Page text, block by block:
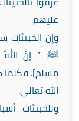
عليهم.
وإن الخبيئات
ﷺ: “ إنَّ
مسلم]. فكلما
الله تعالى.
وللخبيئات